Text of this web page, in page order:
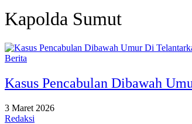
Kapolda Sumut
Berita
Kasus Pencabulan Dibawah
3 Maret 2026
Redaksi